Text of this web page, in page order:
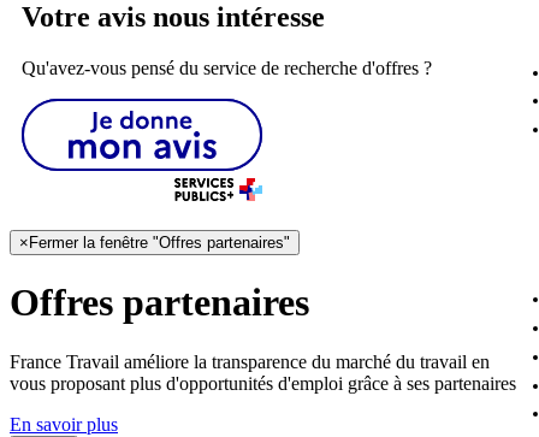
Votre avis nous intéresse
Qu'avez-vous pensé du service de recherche d'offres ?
× Fermer la fenêtre "Offres partenaires"
Offres partenaires
France Travail améliore la transparence du marché du travail en
vous proposant plus d'opportunités d'emploi grâce à ses partenaires
En savoir plus